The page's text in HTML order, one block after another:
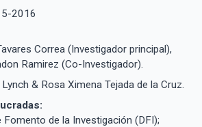
2016
Correa (Investigador principal),
Ramirez (Co-Investigador).
& Rosa Ximena Tejada de la Cruz.
Fomento de la Investigación (DFI);